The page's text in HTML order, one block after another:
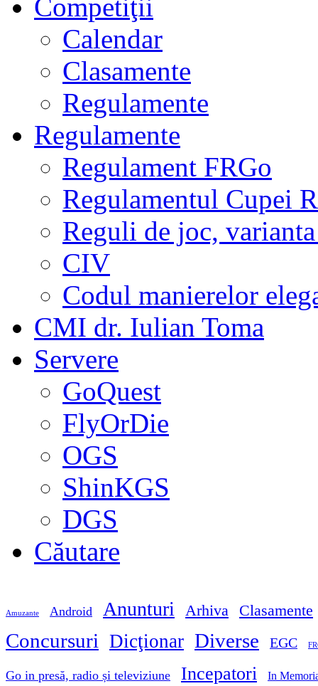
Competiţii
Calendar
Clasamente
Regulamente
Regulamente
Regulament FRGo
Regulamentul Cupei
Reguli de joc,
CIV
Codul manierelor
CMI dr. Iulian Toma
Servere
GoQuest
FlyOrDie
OGS
ShinKGS
DGS
Căutare
Amuzante Android Anunturi Arhiva Clasamente
Concursuri Dicţionar Diverse EGC
Go in presă, radio și televiziune Incepatori In